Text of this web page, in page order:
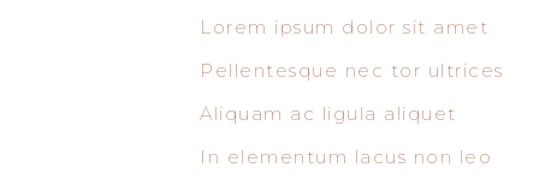
Lorem ipsum dolor sit amet
Pellentesque nec tor ultrices
Aliquam ac ligula aliquet
In elementum lacus non leo